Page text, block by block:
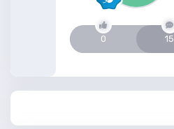
0 15